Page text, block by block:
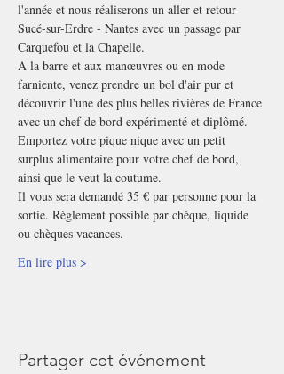
l'année et nous réaliserons un aller et retour
Sucé-sur-Erdre - Nantes avec un passage par
Carquefou et la Chapelle.
A la barre et aux manœuvres ou en mode
farniente, venez prendre un bol d'air pur et
découvrir l'une des plus belles rivières de France
avec un chef de bord expérimenté et diplômé.
Emportez votre pique nique avec un petit
surplus alimentaire pour votre chef de bord,
ainsi que le veut la coutume.
Il vous sera demandé 35 € par personne pour la
sortie. Règlement possible par chèque, liquide
ou chèques vacances.
En lire plus >
Partager cet événement